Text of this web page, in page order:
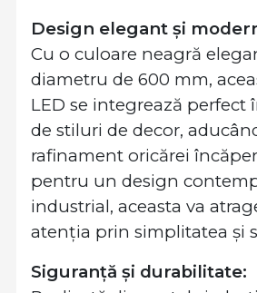
Design elegant și
Cu o culoare neagră
diametru de 600 mm,
LED se integrează perfect
de stiluri de decor,
rafinament oricărei
pentru un design
industrial, aceasta va
atenția prin simplitatea și
Siguranță și durabilitate: